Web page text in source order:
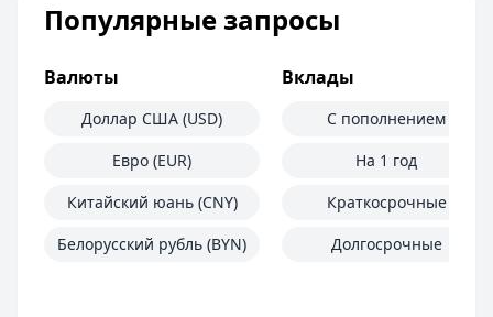
Популярные запросы
Валюты
Доллар США (USD)
Евро (EUR)
Китайский юань (CNY)
Белорусский рубль (BYN)
Вклады
С пополнением
На 1 год
Краткосрочные
Долгосрочные